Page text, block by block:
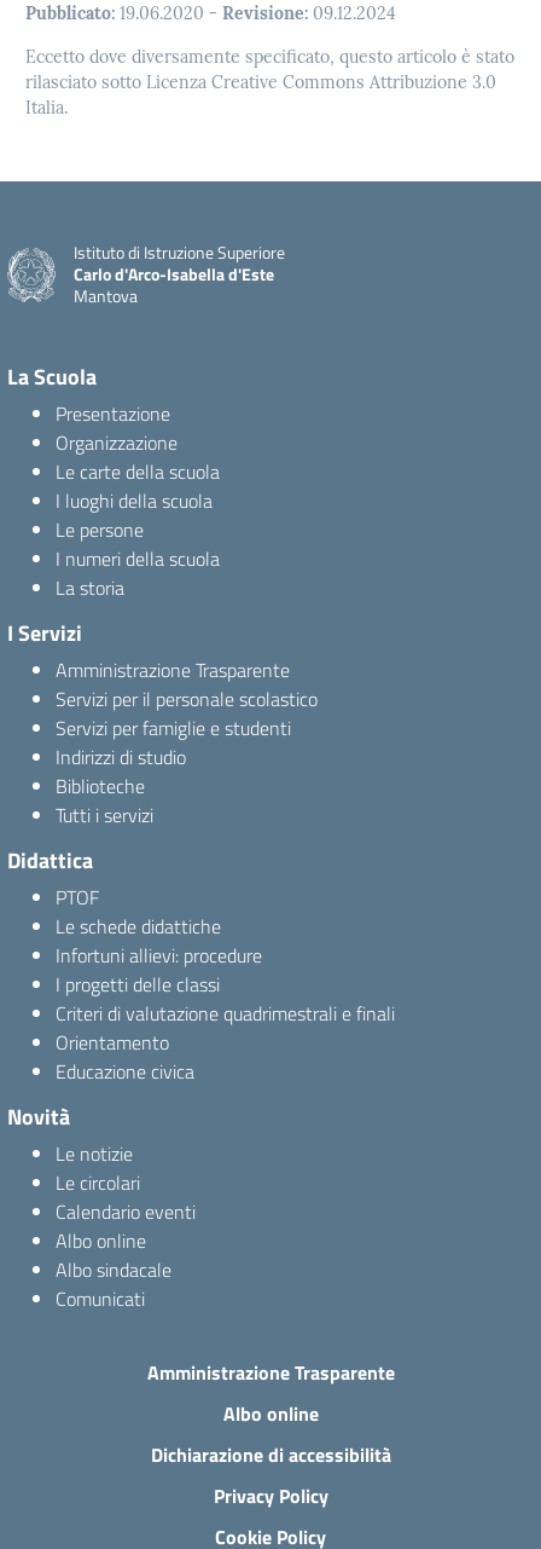
Pubblicato: 19.06.2020 - Revisione: 09.12.2024
Eccetto dove diversamente specificato, questo articolo è stato
rilasciato sotto Licenza Creative Commons Attribuzione 3.0
Italia.
Istituto di Istruzione Superiore
Carlo d'Arco-Isabella d'Este
Mantova
La Scuola
Presentazione
Organizzazione
Le carte della scuola
I luoghi della scuola
Le persone
I numeri della scuola
La storia
I Servizi
Amministrazione Trasparente
Servizi per il personale scolastico
Servizi per famiglie e studenti
Indirizzi di studio
Biblioteche
Tutti i servizi
Didattica
PTOF
Le schede didattiche
Infortuni allievi: procedure
I progetti delle classi
Criteri di valutazione quadrimestrali e finali
Orientamento
Educazione civica
Novità
Le notizie
Le circolari
Calendario eventi
Albo online
Albo sindacale
Comunicati
Amministrazione Trasparente
Albo online
Dichiarazione di accessibilità
Privacy Policy
Cookie Policy